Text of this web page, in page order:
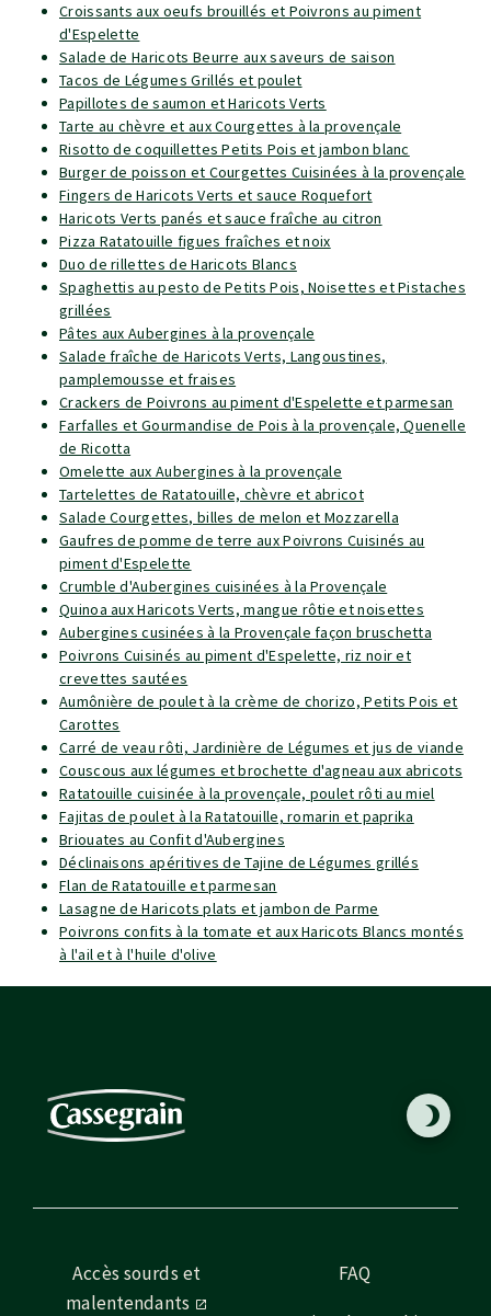
Croissants aux oeufs brouillés et Poivrons au piment
d'Espelette
Salade de Haricots Beurre aux saveurs de saison
Tacos de Légumes Grillés et poulet
Papillotes de saumon et Haricots Verts
Tarte au chèvre et aux Courgettes à la provençale
Risotto de coquillettes Petits Pois et jambon blanc
Burger de poisson et Courgettes Cuisinées à la provençale
Fingers de Haricots Verts et sauce Roquefort
Haricots Verts panés et sauce fraîche au citron
Pizza Ratatouille figues fraîches et noix
Duo de rillettes de Haricots Blancs
Spaghettis au pesto de Petits Pois, Noisettes et Pistaches
grillées
Pâtes aux Aubergines à la provençale
Salade fraîche de Haricots Verts, Langoustines,
pamplemousse et fraises
Crackers de Poivrons au piment d'Espelette et parmesan
Farfalles et Gourmandise de Pois à la provençale, Quenelle
de Ricotta
Omelette aux Aubergines à la provençale
Tartelettes de Ratatouille, chèvre et abricot
Salade Courgettes, billes de melon et Mozzarella
Gaufres de pomme de terre aux Poivrons Cuisinés au
piment d'Espelette
Crumble d'Aubergines cuisinées à la Provençale
Quinoa aux Haricots Verts, mangue rôtie et noisettes
Aubergines cusinées à la Provençale façon bruschetta
Poivrons Cuisinés au piment d'Espelette, riz noir et
crevettes sautées
Aumônière de poulet à la crème de chorizo, Petits Pois et
Carottes
Carré de veau rôti, Jardinière de Légumes et jus de viande
Couscous aux légumes et brochette d'agneau aux abricots
Ratatouille cuisinée à la provençale, poulet rôti au miel
Fajitas de poulet à la Ratatouille, romarin et paprika
Briouates au Confit d'Aubergines
Déclinaisons apéritives de Tajine de Légumes grillés
Flan de Ratatouille et parmesan
Lasagne de Haricots plats et jambon de Parme
Poivrons confits à la tomate et aux Haricots Blancs montés
à l'ail et à l'huile d'olive
Accès sourds et
malentendants
FAQ